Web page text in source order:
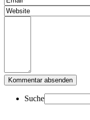
Suche